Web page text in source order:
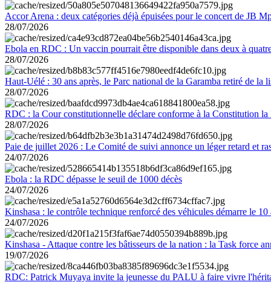
Accor Arena : deux catégories déjà épuisées pour le concert de JB
28/07/2026
Ebola en RDC : Un vaccin pourrait être disponible dans deux à
28/07/2026
Haut-Uélé : 30 ans après, le Parc national de la Garamba retiré de la
28/07/2026
RDC : la Cour constitutionnelle déclare conforme à la Constitution la
28/07/2026
Paie de juillet 2026 : Le Comité de suivi annonce un léger retard et
24/07/2026
Ebola : la RDC dépasse le seuil de 1000 décès
24/07/2026
Kinshasa : le contrôle technique renforcé des véhicules démarre le 10
24/07/2026
Kinshasa - Attaque contre les bâtisseurs de la nation : la Task force
19/07/2026
RDC: Patrick Muyaya invite la jeunesse du PALU à faire vivre